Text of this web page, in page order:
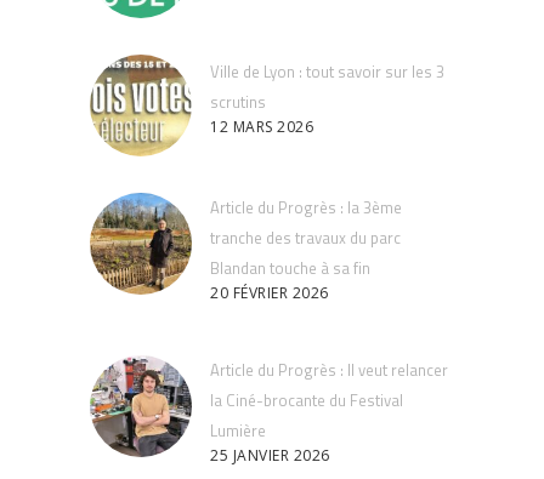
Ville de Lyon : tout savoir sur les 3
scrutins
12 MARS 2026
Article du Progrès : la 3ème
tranche des travaux du parc
Blandan touche à sa fin
20 FÉVRIER 2026
Article du Progrès : Il veut relancer
la Ciné-brocante du Festival
Lumière
25 JANVIER 2026